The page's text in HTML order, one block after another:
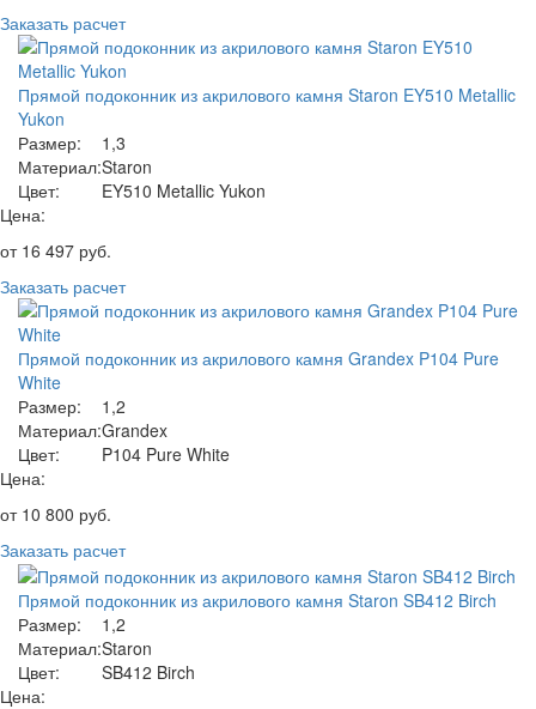
Заказать расчет
Прямой подоконник из акрилового камня Staron EY510 Metallic
Yukon
Размер:
1,3
Материал:Staron
Цвет:
EY510 Metallic Yukon
Цена:
от 16 497 руб.
Заказать расчет
Прямой подоконник из акрилового камня Grandex P104 Pure
White
Размер:
1,2
Материал:Grandex
Цвет:
P104 Pure White
Цена:
от 10 800 руб.
Заказать расчет
Прямой подоконник из акрилового камня Staron SB412 Birch
Размер:
1,2
Материал:Staron
Цвет:
SB412 Birch
Цена: